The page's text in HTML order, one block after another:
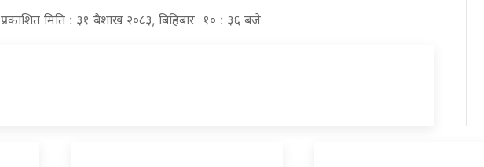
प्रकाशित मिति : ३१ बैशाख २०८३, बिहिबार १० : ३६ बजे